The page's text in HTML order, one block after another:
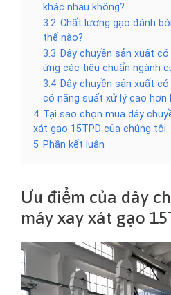
khác nhau không?
3.2 Chất lượng gạo đánh
thế nào?
3.3 Dây chuyền sản xuất
ứng các tiêu chuẩn ngành
3.4 Dây chuyền sản xuất
có năng suất xử lý cao hơn
4 Tại sao chọn mua dây
xát gạo 15TPD của chúng tôi
5 Phần kết luận
Ưu điểm của dây
máy xay xát gạo